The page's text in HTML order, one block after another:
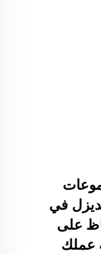
في
على
عملك